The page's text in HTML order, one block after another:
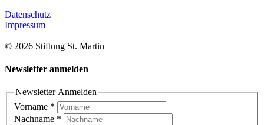
Datenschutz
Impressum
© 2026 Stiftung St. Martin
Newsletter anmelden
Newsletter Anmelden
Vorname *
Nachname *